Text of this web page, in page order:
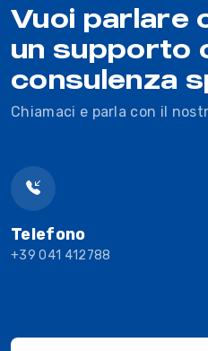
Vuoi parlare
un supporto
consulenza
Chiamaci e parla con il
Telefono
+39 041 412788